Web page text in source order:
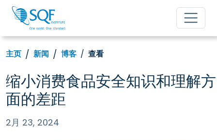
主页 新闻 博客 查看
缩小消费食品安全知识和理解方
面的差距
2月 23, 2024